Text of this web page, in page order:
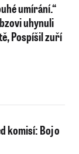
umírání.“
uhynuli
Pospíšil zuří
komisí: Boj o